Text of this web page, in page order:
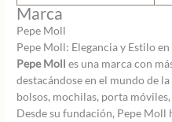
Marca
Pepe Moll
Pepe Moll: Elegancia y Estilo
Pepe Moll es una marca con
destacándose en el mundo de
bolsos, mochilas, porta
Desde su fundación, Pepe